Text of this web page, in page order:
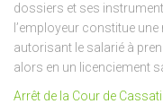
dossiers et ses
l’employeur constitue
autorisant le salarié à
alors en un licenciement
Arrêt de la Cour de